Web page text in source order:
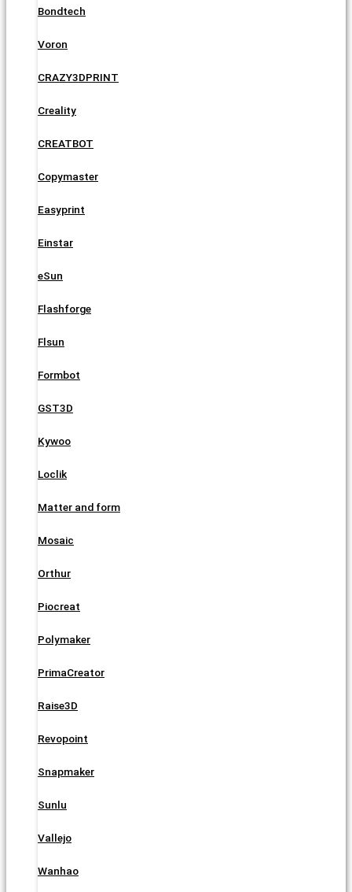
Bondtech
Voron
CRAZY3DPRINT
Creality
CREATBOT
Copymaster
Easyprint
Einstar
eSun
Flashforge
Flsun
Formbot
GST3D
Kywoo
Loclik
Matter and form
Mosaic
Orthur
Piocreat
Polymaker
PrimaCreator
Raise3D
Revopoint
Snapmaker
Sunlu
Vallejo
Wanhao